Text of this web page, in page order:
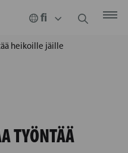
heikoille jäille
TYÖNTÄÄ